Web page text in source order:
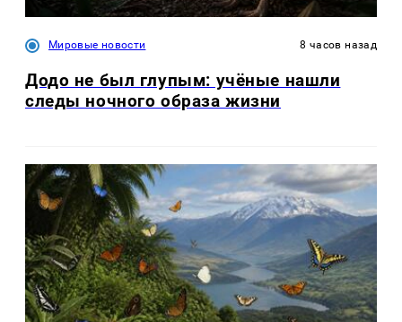
Мировые новости 8 часов назад
Додо не был глупым: учёные нашли
следы ночного образа жизни